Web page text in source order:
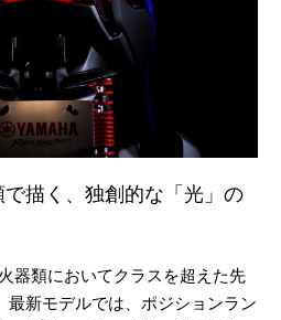
描く、独創的な「光」の
器類においてクラスを超えた先
最新モデルでは、ポジションラン